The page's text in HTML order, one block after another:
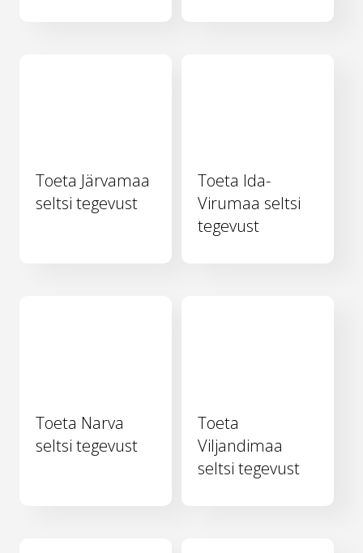
Toeta Järvamaa
seltsi tegevust
Toeta Ida-
Virumaa seltsi
tegevust
Toeta Narva
seltsi tegevust
Toeta
Viljandimaa
seltsi tegevust